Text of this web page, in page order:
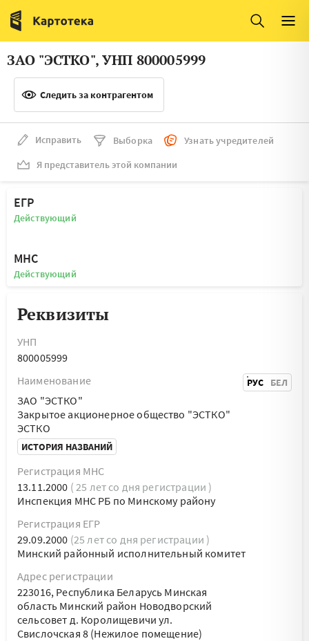
Италия
Люксембург
Литва
Нидерланды
ЗАО "ЭСТКО", УНП 800005999
Следить за контрагентом
Исправить Выборка
Узнать учредителей
Я представитель этой компании
ЕГР
Действующий
МНС
Действующий
Реквизиты
УНП
800005999
Наименование
РУС БЕЛ
ЗАО "ЭСТКО"
Закрытое акционерное общество "ЭСТКО"
ЭСТКО
ИСТОРИЯ НАЗВАНИЙ
Регистрация МНС
13.11.2000 ( 25 лет со дня регистрации )
Инспекция МНС РБ по Минскому району
Регистрация ЕГР
29.09.2000 (25 лет со дня регистрации )
Минский районный исполнительный комитет
Адрес регистрации
223016, Республика Беларусь Минская
область Минский район Новодворский
сельсовет д. Королищевичи ул.
Свислочская 8 (Нежилое помещение)